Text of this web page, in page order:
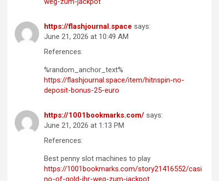
https://flashjournal.space says:
June 21, 2026 at 10:49 AM
References:
%random_anchor_text%
https://flashjournal.space/item/hitnspin-no-
deposit-bonus-25-euro
https://1001bookmarks.com/ says:
June 21, 2026 at 1:13 PM
References:
Best penny slot machines to play
https://1001bookmarks.com/story21416552/casi
no-of-gold-ihr-weg-zum-jackpot